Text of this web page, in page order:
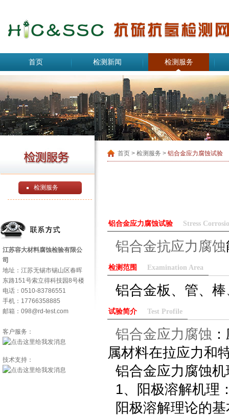
首页 检测新闻 检测服务
检测服务
江苏容大材料腐蚀检验有限公
司
地址：江苏无锡市锡山区春晖
东路151号索立得科技园8号楼
电话：0510-83786551
手机：17766358885
邮箱：098@rd-test.com
客户服务：
技术支持：
首页 > 检测服务 > 铝合金应力腐蚀试验
铝合金应力腐蚀试验 Stress
铝合金抗应力腐蚀
检测范围 Examination Area
铝合金板、管、
试验简介 Test Profile
铝合金应力腐蚀 ：
属材料在拉应力和
铝合金应力腐蚀
1、阳极溶解机理
阳极溶解理论的